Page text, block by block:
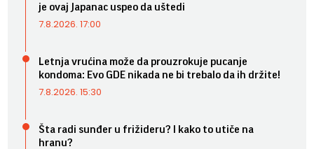
je ovaj Japanac uspeo da uštedi
7.8.2026. 17:00
Letnja vrućina može da prouzrokuje pucanje
kondoma: Evo GDE nikada ne bi trebalo da ih držite!
7.8.2026. 15:30
Šta radi sunđer u frižideru? I kako to utiče na
hranu?